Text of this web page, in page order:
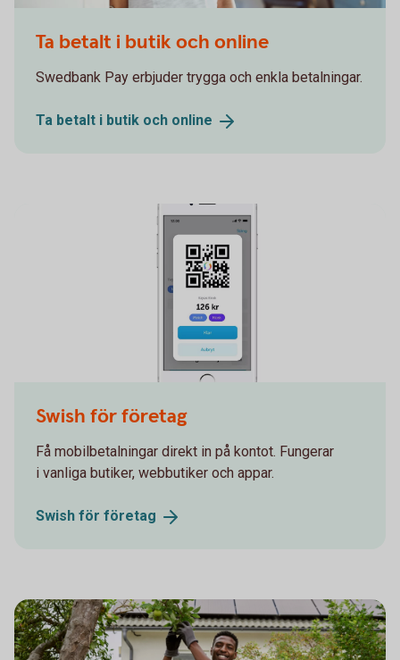
Ta betalt i butik och online
Swedbank Pay erbjuder trygga och enkla betalningar.
Ta betalt i butik och online
Swish för företag
Få mobilbetalningar direkt in på kontot. Fungerar
i vanliga butiker, webbutiker och appar.
Swish för företag